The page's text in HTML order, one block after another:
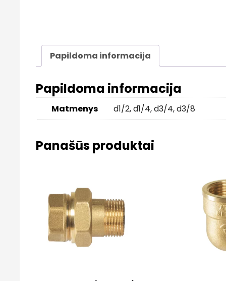
Papildoma informacija
Papildoma informacija
Matmenys d1/2,d1/4,d3/4,d3/8
Panašūs produktai